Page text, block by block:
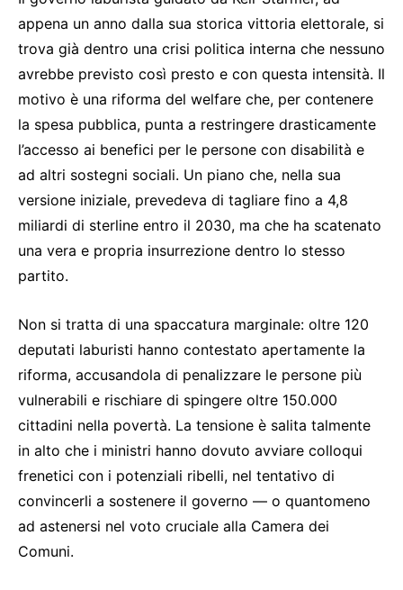
appena un anno dalla sua storica vittoria elettorale, si
trova già dentro una crisi politica interna che nessuno
avrebbe previsto così presto e con questa intensità. Il
motivo è una riforma del welfare che, per contenere
la spesa pubblica, punta a restringere drasticamente
l’accesso ai benefici per le persone con disabilità e
ad altri sostegni sociali. Un piano che, nella sua
versione iniziale, prevedeva di tagliare fino a 4,8
miliardi di sterline entro il 2030, ma che ha scatenato
una vera e propria insurrezione dentro lo stesso
partito.
Non si tratta di una spaccatura marginale: oltre 120
deputati laburisti hanno contestato apertamente la
riforma, accusandola di penalizzare le persone più
vulnerabili e rischiare di spingere oltre 150.000
cittadini nella povertà. La tensione è salita talmente
in alto che i ministri hanno dovuto avviare colloqui
frenetici con i potenziali ribelli, nel tentativo di
convincerli a sostenere il governo — o quantomeno
ad astenersi nel voto cruciale alla Camera dei
Comuni.